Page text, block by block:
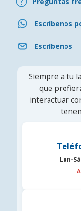
Escríbenos
Escríbenos
Siempre a tu
que
interactuar
Lun-